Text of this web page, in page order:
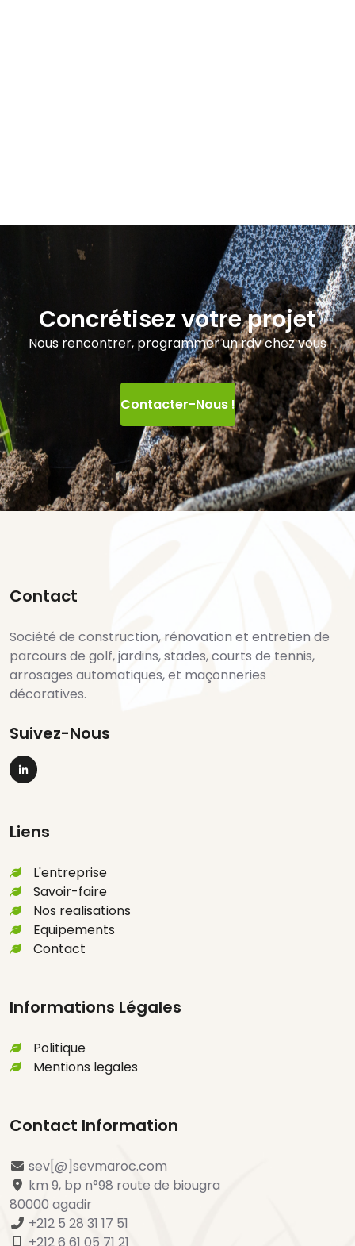
Concrétisez votre projet
Nous rencontrer, programmer un rdv chez vous
Contacter-Nous !
Vous Souhaitez Plus
Entretien Regulier Pour Espaces
Verts Corporatifs Maroc
Entreprise De Maintenance De
Terrain De Foot Maroc
Solutions Innovantes Pour
Maroc
Travaux Golfiques Et
Amenagements Agadir
Entreprise De Construction De
Terrains De Sport Maroc
Amenagements Maroc
Entreprises Agadir
Pompage Agadir
Parcours De Golfs Maroc
Amenagement De Parcours De
Golf Maroc
Contact
Société de construction, rénovation et entretien de
parcours de golf, jardins, stades, courts de tennis,
arrosages automatiques, et maçonneries
décoratives.
Suivez-Nous
Suivez-nous sur Linkedin
Liens
L'entreprise
Savoir-faire
Nos realisations
Equipements
Contact
Informations Légales
Politique
Mentions legales
Contact Information
sev[@]sevmaroc.com
km 9, bp n°98 route de biougra
80000 agadir
+212 5 28 31 17 51
+212 6 61 05 71 21